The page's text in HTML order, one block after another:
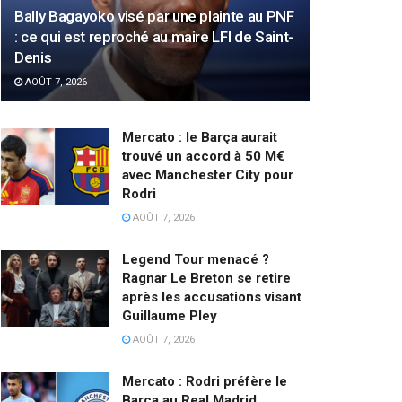
Bally Bagayoko visé par une plainte au PNF
: ce qui est reproché au maire LFI de Saint-
Denis
AOÛT 7, 2026
Mercato : le Barça aurait
trouvé un accord à 50 M€
avec Manchester City pour
Rodri
AOÛT 7, 2026
Legend Tour menacé ?
Ragnar Le Breton se retire
après les accusations visant
Guillaume Pley
AOÛT 7, 2026
Mercato : Rodri préfère le